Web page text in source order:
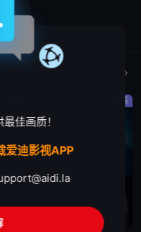
完结
剧情
更新至第10集
佳画质！
爱迪影视APP